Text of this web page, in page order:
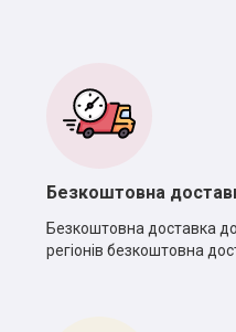
Безкоштовна
Безкоштовна доставка
регіонів безкоштовна